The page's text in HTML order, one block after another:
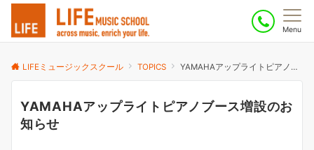
Menu
LIFEミュージックスクール TOPICS YAMAHAアップライトピアノブース増設のお知らせ
YAMAHAアップライトピアノブース増設のお
知らせ